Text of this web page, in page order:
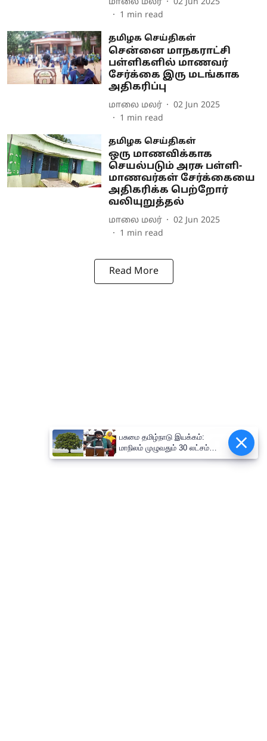
1 min read
தமிழக செய்திகள்
சென்னை மாநகராட்சி
பள்ளிகளில் மாணவர்
சேர்க்கை இரு மடங்காக
அதிகரிப்பு
மாலை மலர்
02 Jun 2025
1 min read
தமிழக செய்திகள்
ஒரு மாணவிக்காக
செயல்படும் அரசு பள்ளி-
மாணவர்கள் சேர்க்கையை
அதிகரிக்க பெற்றோர்
வலியுறுத்தல்
மாலை மலர்
02 Jun 2025
1 min read
Read More
Epaper
பசுமை தமிழ்நாடு இயக்கம்:
மாநிலம் முழுவதும் 30 லட்சம்
மரக்கன்றுகள் நடும் பிரம்மாண்ட